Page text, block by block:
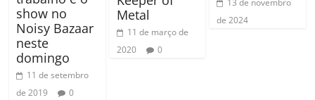
show no
Noisy Bazaar
neste
domingo
11 de setembro
de 2019
0
Metal
11 de março de
2020
0
13 de novembro
de 2024